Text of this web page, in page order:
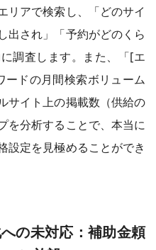
リアで検索し、「どのサイ
出され」「予約がどのくら
調査します。また、「[エ
ードの月間検索ボリューム
サイト上の掲載数（供給の
を分析することで、本当に
設定を見極めることができ
の未対応：補助金頼